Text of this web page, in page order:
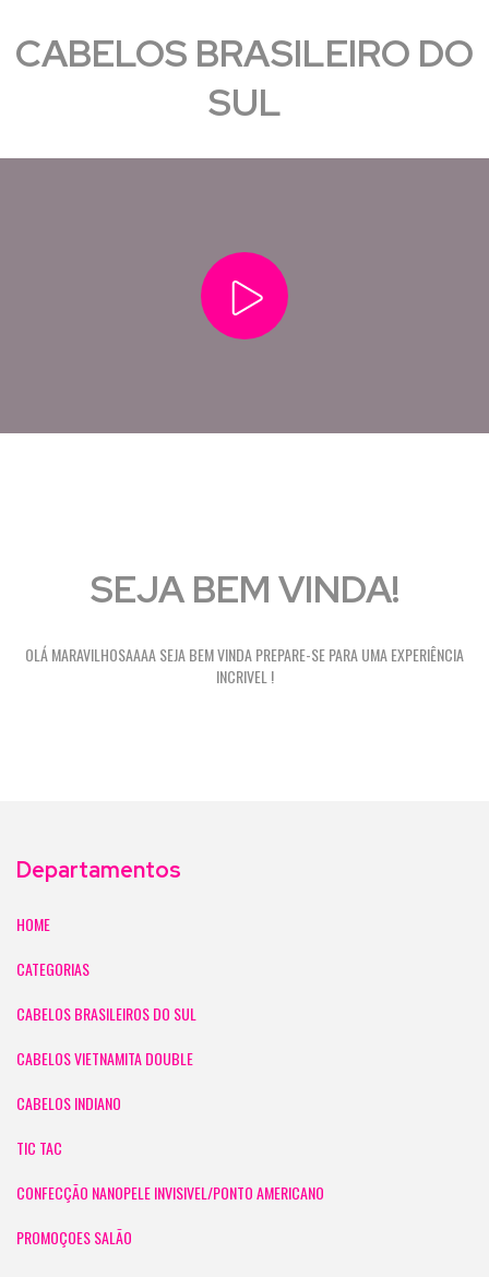
CABELOS BRASILEIRO DO
SUL
SEJA BEM VINDA!
OLÁ MARAVILHOSAAAA SEJA BEM VINDA PREPARE-SE PARA UMA EXPERIÊNCIA
INCRIVEL !
Departamentos
HOME
CATEGORIAS
CABELOS BRASILEIROS DO SUL
CABELOS VIETNAMITA DOUBLE
CABELOS INDIANO
TIC TAC
CONFECÇÃO NANOPELE INVISIVEL/PONTO AMERICANO
PROMOÇOES SALÃO